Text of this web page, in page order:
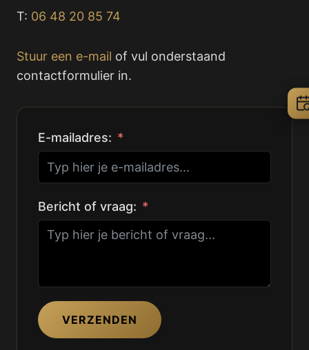
T: 06 48 20 85 74
Stuur een e-mail of vul onderstaand
contactformulier in.
E-mailadres:
Bericht of vraag:
VERZENDEN